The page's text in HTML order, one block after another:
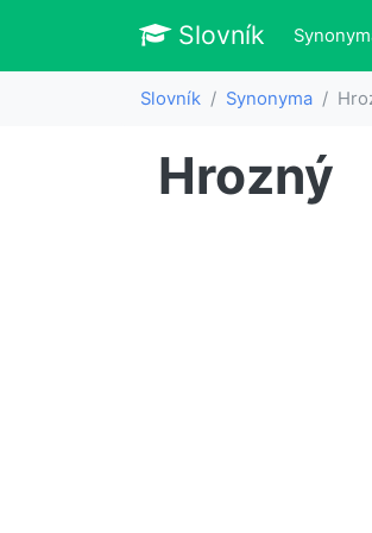
Slovník Slovník
Slovník Synonyma
Hrozný